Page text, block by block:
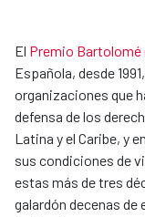
El Premio Bartolomé
Española, desde
organizaciones que
defensa de los
Latina y el Caribe, y
sus condiciones de
estas más de tres
galardón decenas de